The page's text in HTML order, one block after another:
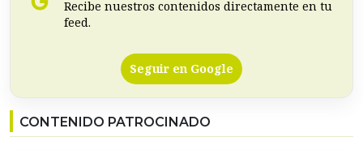
Recibe nuestros contenidos directamente en tu
feed.
Seguir en Google
CONTENIDO PATROCINADO